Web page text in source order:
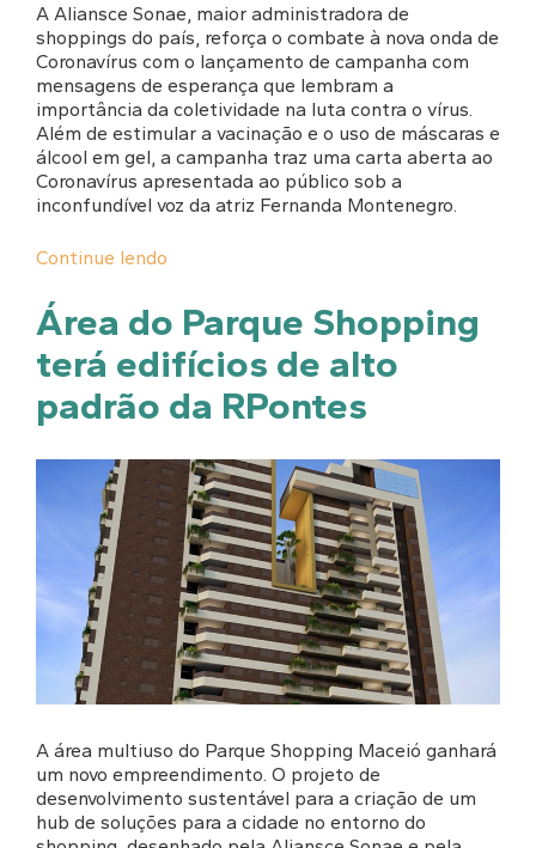
A Aliansce Sonae, maior administradora de
shoppings do país, reforça o combate à nova onda de
Coronavírus com o lançamento de campanha com
mensagens de esperança que lembram a
importância da coletividade na luta contra o vírus.
Além de estimular a vacinação e o uso de máscaras e
álcool em gel, a campanha traz uma carta aberta ao
Coronavírus apresentada ao público sob a
inconfundível voz da atriz Fernanda Montenegro.
Continue lendo
Área do Parque Shopping
terá edifícios de alto
padrão da RPontes
A área multiuso do Parque Shopping Maceió ganhará
um novo empreendimento. O projeto de
desenvolvimento sustentável para a criação de um
hub de soluções para a cidade no entorno do